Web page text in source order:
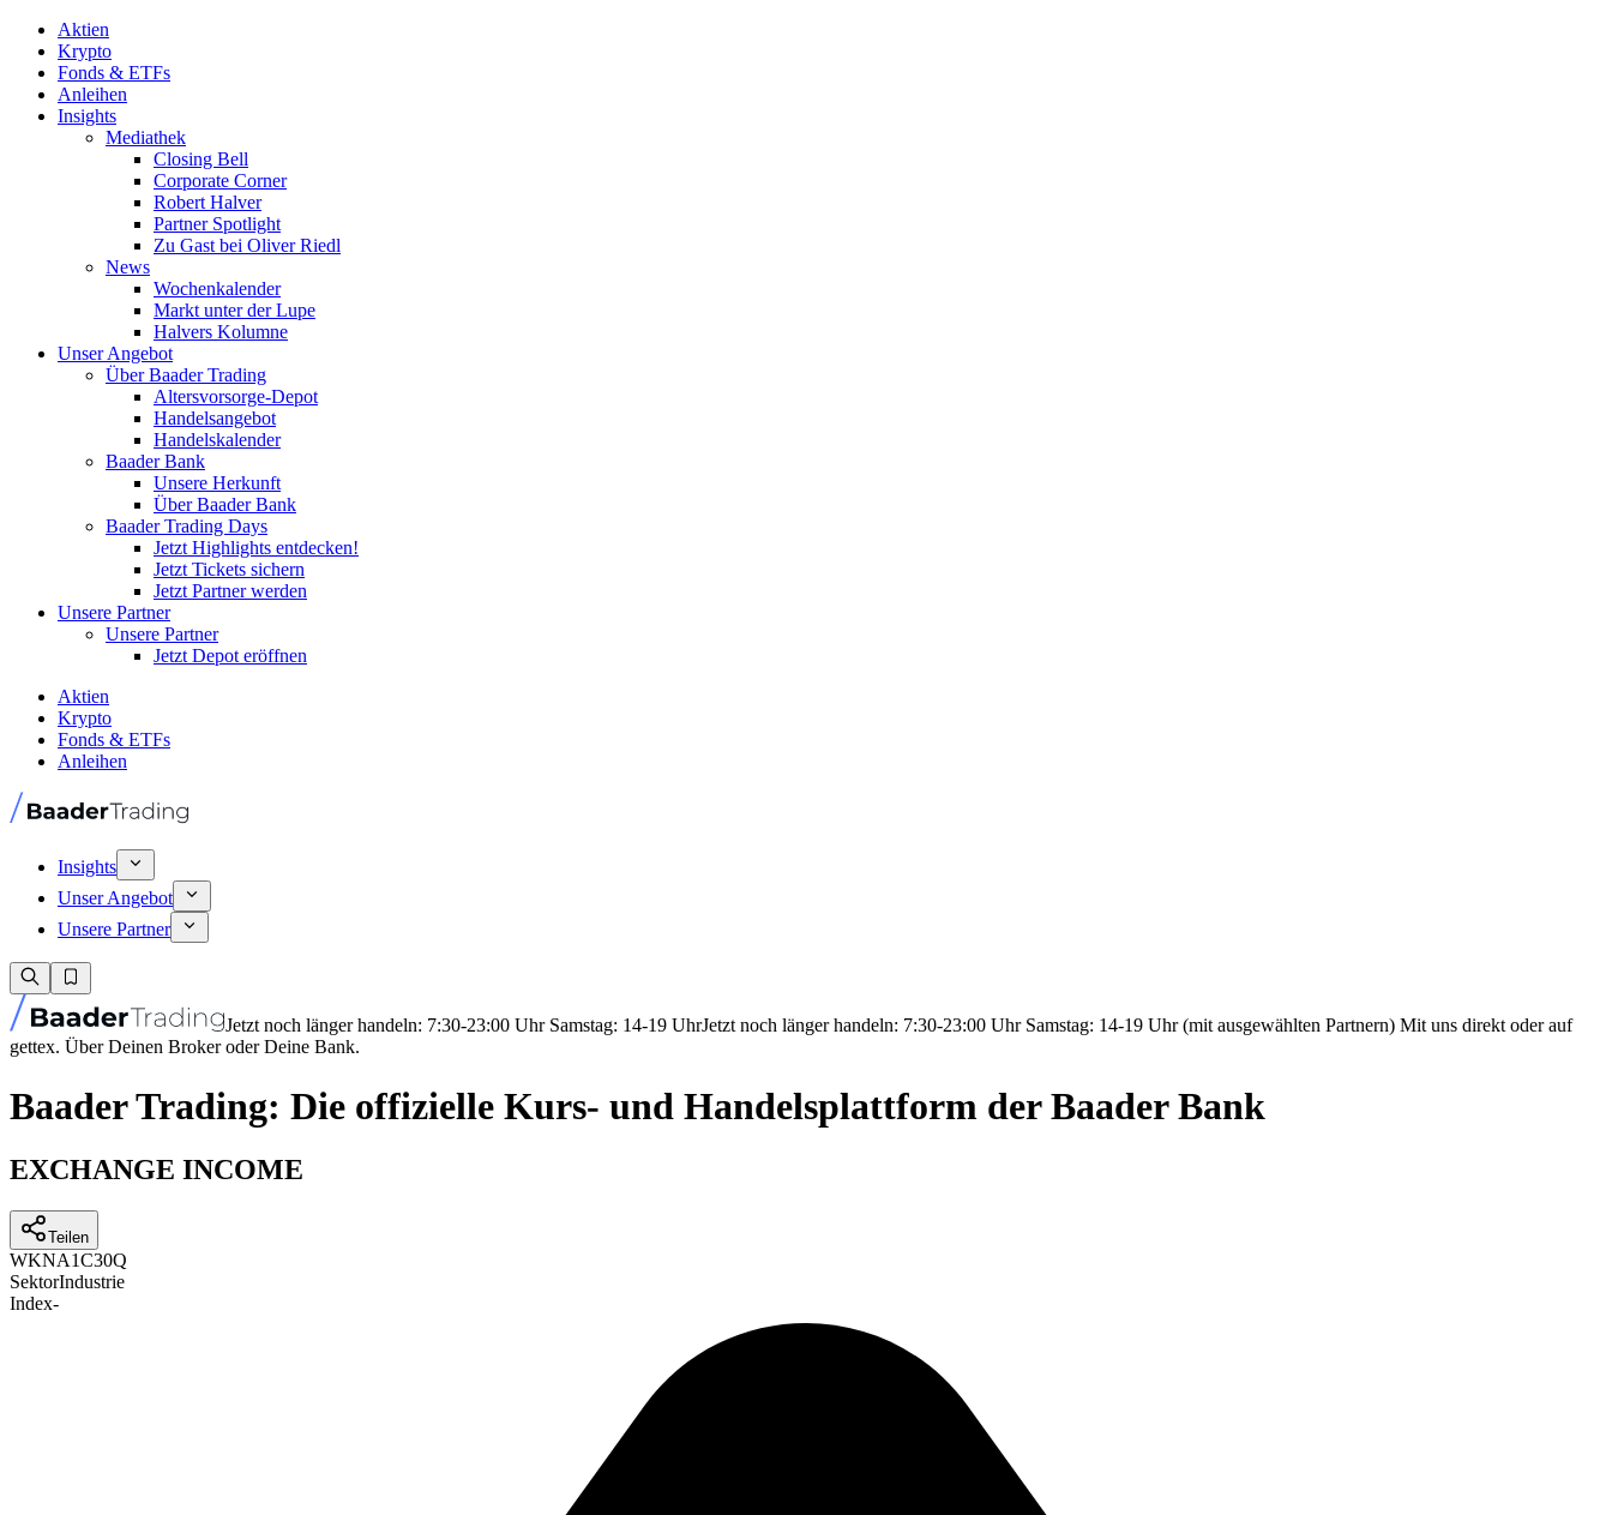
Aktien
Krypto
Fonds & ETFs
Anleihen
Insights
Mediathek
Closing Bell
Corporate Corner
Robert Halver
Partner Spotlight
Zu Gast bei Oliver Riedl
News
Wochenkalender
Markt unter der Lupe
Halvers Kolumne
Unser Angebot
Über Baader Trading
Altersvorsorge-Depot
Handelsangebot
Handelskalender
Baader Bank
Unsere Herkunft
Über Baader Bank
Baader Trading Days
Jetzt Highlights entdecken!
Jetzt Tickets sichern
Jetzt Partner werden
Unsere Partner
Unsere Partner
Jetzt Depot eröffnen
Aktien
Krypto
Fonds & ETFs
Anleihen
Insights
Unser Angebot
Unsere Partner
Jetzt noch länger handeln: 7:30-23:00 Uhr Samstag: 14-19 UhrJetzt noch länger handeln: 7:30-23:00 Uhr Samstag: 14-19 Uhr (mit ausgewählten Partnern) Mit uns direkt oder auf
gettex. Über Deinen Broker oder Deine Bank.
Baader Trading: Die offizielle Kurs- und Handelsplattform der Baader Bank
EXCHANGE INCOME
Teilen
WKNA1C30Q
SektorIndustrie
Index-